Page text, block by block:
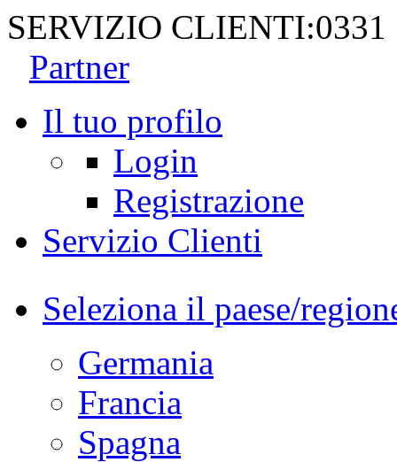
SERVIZIO CLIENTI:0331
Partner
Il tuo profilo
Login
Registrazione
Servizio Clienti
Seleziona il paese/
Germania
Francia
Spagna